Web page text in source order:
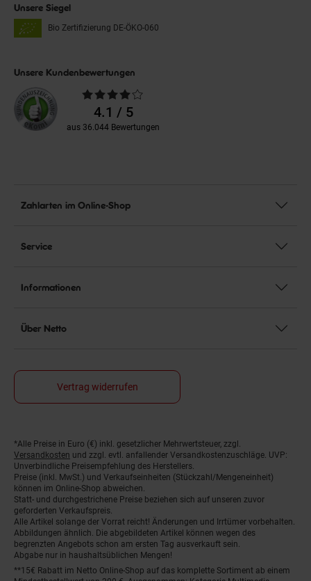
Unsere Siegel
Bio Zertifizierung DE-ÖKO-060
Unsere Kundenbewertungen
Durchschnittliche
Bewertungen4.1 / 5
aus 36.044 Bewertungen
Zahlarten im Online-Shop
Service
Informationen
Über Netto
Vertrag widerrufen
Fußnoten
*Alle Preise in Euro (€) inkl. gesetzlicher Mehrwertsteuer, zzgl.
Versandkosten und zzgl. evtl. anfallender Versandkostenzuschläge. UVP:
Unverbindliche Preisempfehlung des Herstellers.
Preise (inkl. MwSt.) und Verkaufseinheiten (Stückzahl/Mengeneinheit)
können im Online-Shop abweichen.
Statt- und durchgestrichene Preise beziehen sich auf unseren zuvor
geforderten Verkaufspreis.
Alle Artikel solange der Vorrat reicht! Änderungen und Irrtümer vorbehalten.
Abbildungen ähnlich. Die abgebildeten Artikel können wegen des
begrenzten Angebots schon am ersten Tag ausverkauft sein.
Abgabe nur in haushaltsüblichen Mengen!
**15€ Rabatt im Netto Online-Shop auf das komplette Sortiment ab einem